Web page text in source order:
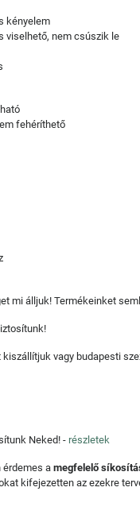
kényelem
viselhető, nem csúszik le
fehéríthető
mi álljuk! Termékeinket
kiszállítjuk vagy budapesti
Neked! - részletek
érdemes amegfelelő
kifejezetten az ezekre